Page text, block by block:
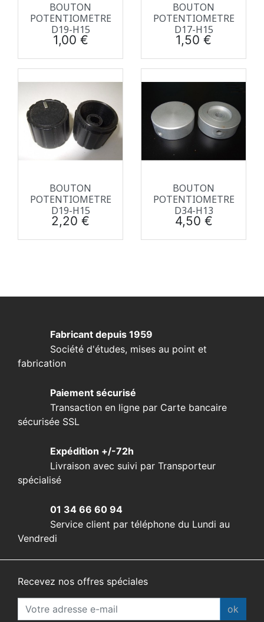
BOUTON
POTENTIOMETRE
D19-H15
Prix
1,00 €
BOUTON
POTENTIOMETRE
D17-H15
Prix
1,50 €
BOUTON
POTENTIOMETRE
D19-H15
Prix
2,20 €
BOUTON
POTENTIOMETRE
D34-H13
Prix
4,50 €
Fabricant depuis 1959
Société d'études, mises au point et
fabrication
Paiement sécurisé
Transaction en ligne par Carte bancaire
sécurisée SSL
Expédition +/-72h
Livraison avec suivi par Transporteur
spécialisé
01 34 66 60 94
Service client par téléphone du Lundi au
Vendredi
Recevez nos offres spéciales
ok